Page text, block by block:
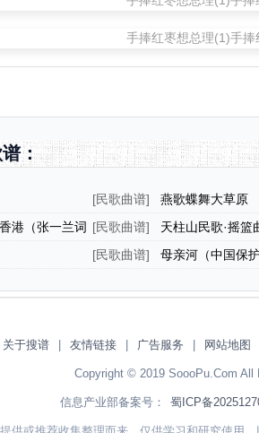
：
[民歌曲谱] 燕歌蝶舞大草原
港（张一兰词 [民歌曲谱] 天柱山民歌·摇篮
[民歌曲谱] 母亲河（中国保
关于搜谱 友情链接 广告服务 网站地图
Copyright © 2019 SoooPu.Com All
信息产业部备案号： 蜀ICP备